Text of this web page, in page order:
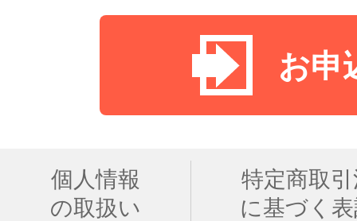
お申
個人情報
の取扱い
特定商取
に基づく